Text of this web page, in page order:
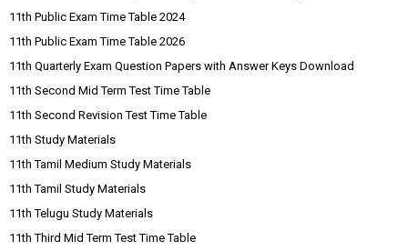
11th Public Exam Time Table 2024
11th Public Exam Time Table 2026
11th Quarterly Exam Question Papers with Answer Keys Download
11th Second Mid Term Test Time Table
11th Second Revision Test Time Table
11th Study Materials
11th Tamil Medium Study Materials
11th Tamil Study Materials
11th Telugu Study Materials
11th Third Mid Term Test Time Table